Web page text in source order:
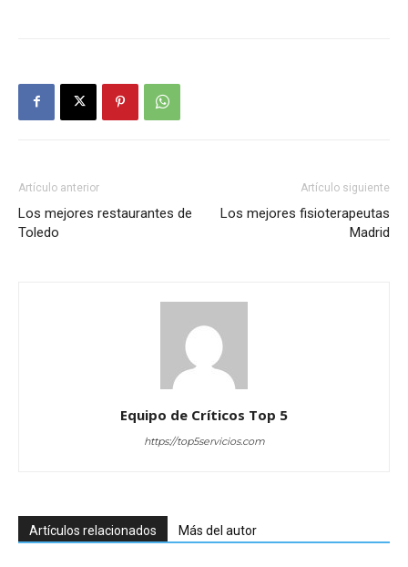
Artículo anterior
Los mejores restaurantes de
Toledo
Artículo siguiente
Los mejores fisioterapeutas
Madrid
Equipo de Críticos Top 5
https://top5servicios.com
Artículos relacionados Más del autor